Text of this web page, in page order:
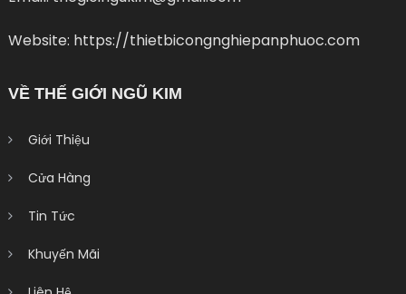
Website: https://thietbicongnghiepanphuoc.com
VỀ THẾ GIỚI NGŨ KIM
Giới Thiệu
Cửa Hàng
Tin Tức
Khuyến Mãi